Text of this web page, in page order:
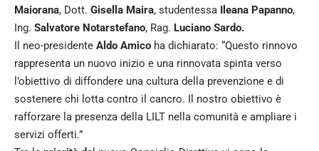
Maiorana, Dott. Gisella Maira, studentessa Ileana Papanno,
Ing. Salvatore Notarstefano, Rag. Luciano Sardo.
Il neo-presidente Aldo Amico ha dichiarato: “Questo rinnovo
rappresenta un nuovo inizio e una rinnovata spinta verso
l’obiettivo di diffondere una cultura della prevenzione e di
sostenere chi lotta contro il cancro. Il nostro obiettivo è
rafforzare la presenza della LILT nella comunità e ampliare i
servizi offerti.”